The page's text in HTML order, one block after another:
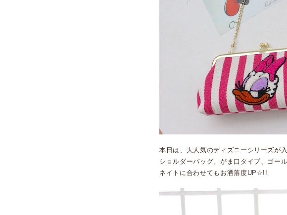
本日は、大人気のディズニーシリーズが
ショルダーバッグ。がま口タイプ、ゴー
ネイトに合わせてもお洒落度UP☆!!